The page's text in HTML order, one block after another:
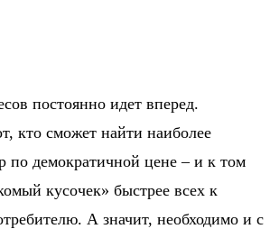
постоянно идет вперед.
кто сможет найти наиболее
по демократичной цене – и к том
кусочек» быстрее всех к
А значит, необходимо и с